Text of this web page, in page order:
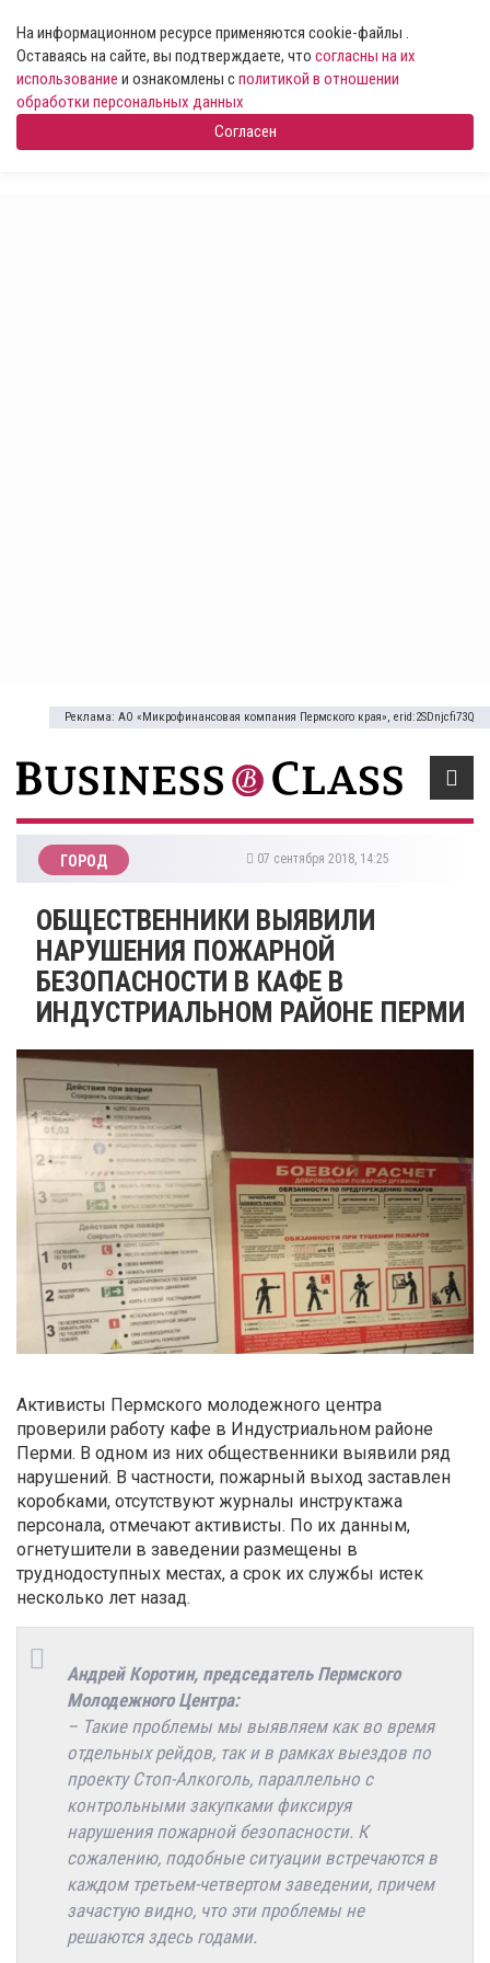
На информационном ресурсе применяются cookie-файлы .
Оставаясь на сайте, вы подтверждаете, что согласны на их
использование и ознакомлены сполитикой в отношении
обработки персональных данных
Согласен
Реклама: АО «Микрофинансовая компания Пермского края», erid:2SDnjcfi73Q
ГОРОД 07 сентября 2018, 14:25
​ОБЩЕСТВЕННИКИ ВЫЯВИЛИ
НАРУШЕНИЯ ПОЖАРНОЙ
БЕЗОПАСНОСТИ В КАФЕ В
ИНДУСТРИАЛЬНОМ РАЙОНЕ ПЕРМИ
Активисты Пермского молодежного центра
проверили работу кафе в Индустриальном районе
Перми. В одном из них общественники выявили ряд
нарушений. В частности, пожарный выход заставлен
коробками, отсутствуют журналы инструктажа
персонала, отмечают активисты. По их данным,
огнетушители в заведении размещены в
труднодоступных местах, а срок их службы истек
несколько лет назад.
Андрей Коротин, председатель Пермского
Молодежного Центра:
– Такие проблемы мы выявляем как во время
отдельных рейдов, так и в рамках выездов по
проекту Стоп-Алкоголь, параллельно с
контрольными закупками фиксируя
нарушения пожарной безопасности. К
сожалению, подобные ситуации встречаются в
каждом третьем-четвертом заведении, причем
зачастую видно, что эти проблемы не
решаются здесь годами.